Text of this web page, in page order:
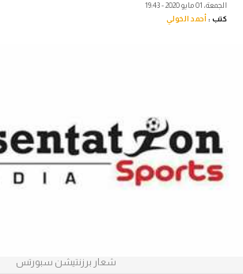
فانتازي في الجول
آراء حرة
ركن الألعاب
الجمعة، 01 مايو 2020 - 19:43
كتب : أحمد الخولي
شعار برزنتيشن سبورتس